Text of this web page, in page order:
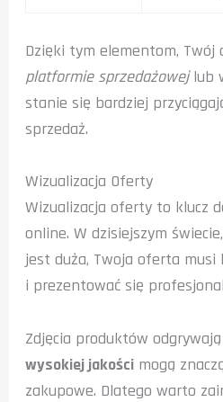
Dzięki tym elementom, Twój
platformie sprzedażowejlub
stanie się bardziej
sprzedaż.
Wizualizacja Oferty
Wizualizacja oferty to klucz
online. W dzisiejszym
jest duża, Twoja oferta musi
i prezentować się
Zdjęcia produktów
wysokiej jakości mogą
zakupowe. Dlatego warto